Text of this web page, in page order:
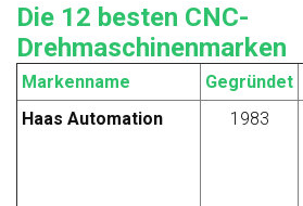
Die 12 besten CNC-
Drehmaschinenmarken
Markenname Gegründet
Haas Automation
1983